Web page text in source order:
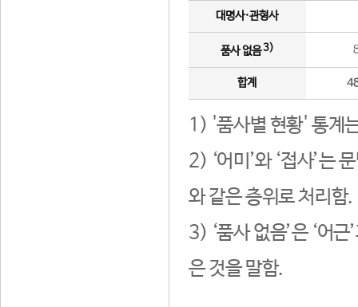
대명사·관형사
품사 없음3)
합계
1) '품사별 현황' 통계
2) ‘어미’와 ‘접사’는
와 같은 층위로 처리함.
3) ‘품사 없음’은 ‘어
은 것을 말함.